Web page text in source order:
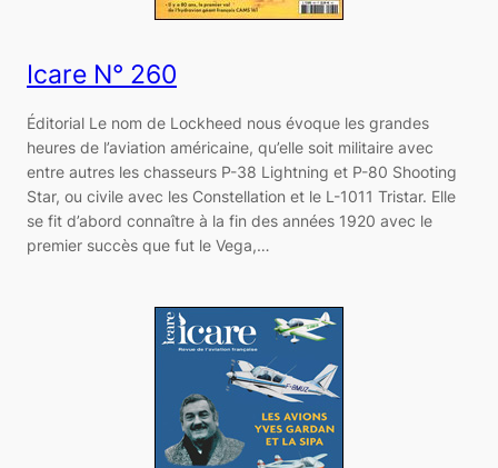
Icare N° 260
Éditorial Le nom de Lockheed nous évoque les grandes
heures de l’aviation américaine, qu’elle soit militaire avec
entre autres les chasseurs P-38 Lightning et P-80 Shooting
Star, ou civile avec les Constellation et le L-1011 Tristar. Elle
se fit d’abord connaître à la fin des années 1920 avec le
premier succès que fut le Vega,…